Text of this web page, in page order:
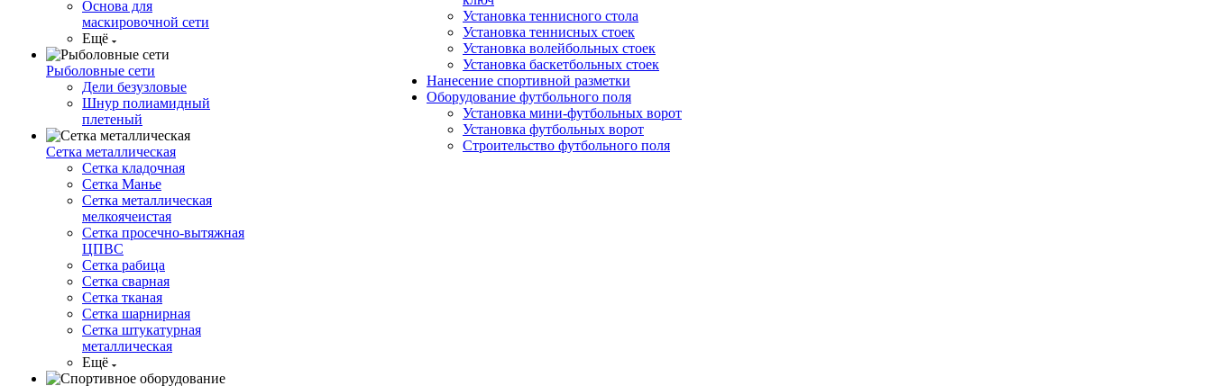
Основа для
маскировочной сети
Ещё
Рыболовные сети
Дели безузловые
Шнур полиамидный
плетеный
Сетка металлическая
Сетка кладочная
Сетка Манье
Сетка металлическая
мелкоячеистая
Сетка просечно-вытяжная
ЦПВС
Сетка рабица
Сетка сварная
Сетка тканая
Сетка шарнирная
Сетка штукатурная
металлическая
Ещё
Установка теннисного стола
Установка теннисных стоек
Установка волейбольных стоек
Установка баскетбольных стоек
Нанесение спортивной разметки
Оборудование футбольного поля
Установка мини-футбольных ворот
Установка футбольных ворот
Строительство футбольного поля